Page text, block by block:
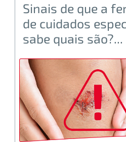
Sinais de que a
de cuidados
sabe quais são?...